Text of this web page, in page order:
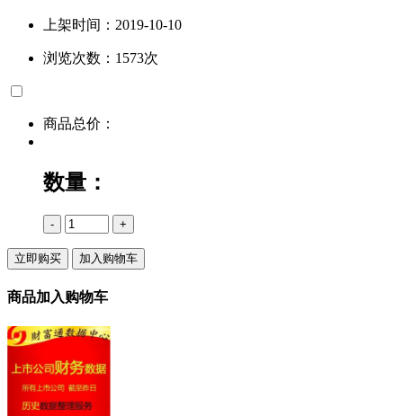
上架时间：2019-10-10
浏览次数：1573次
商品总价：
数量：
- +
立即购买 加入购物车
商品加入购物车